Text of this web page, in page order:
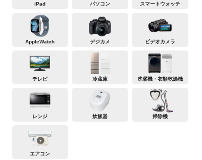
iPad パソコン スマートウォッチ
AppleWatch デジカメ ビデオカメラ
テレビ 冷蔵庫 洗濯機・衣類乾燥機
レンジ 炊飯器 掃除機
エアコン